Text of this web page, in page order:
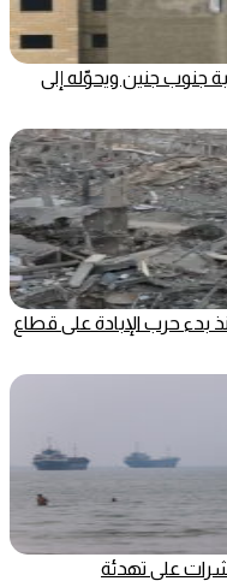
جنوب جنين ويحوّله إلى
مصابا منذ بدء حرب الإبادة على قطاع
على تهدئة